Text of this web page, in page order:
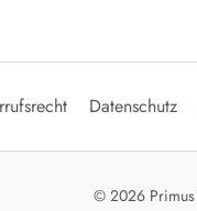
Datenschutz
© 2026 Primus